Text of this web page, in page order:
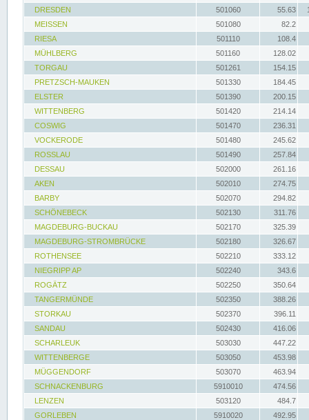
DRESDEN
501060 55.63
MEISSEN
501080
82.2
RIESA
501110
108.4
MÜHLBERG
501160
128.02
TORGAU
501261
154.15
PRETZSCH-MAUKEN
501330
184.45
ELSTER
501390
200.15
WITTENBERG
501420
214.14
COSWIG
501470
236.31
VOCKERODE
501480
245.62
ROSSLAU
501490
257.84
DESSAU
502000
261.16
AKEN
502010
274.75
BARBY
502070
294.82
SCHÖNEBECK
502130
311.76
MAGDEBURG-BUCKAU
502170
325.39
MAGDEBURG-STROMBRÜCKE
502180
326.67
ROTHENSEE
502210
333.12
NIEGRIPP AP
502240
343.6
ROGÄTZ
502250
350.64
TANGERMÜNDE
502350
388.26
STORKAU
502370
396.11
SANDAU
502430
416.06
SCHARLEUK
503030
447.22
WITTENBERGE
503050
453.98
MÜGGENDORF
503070
463.94
SCHNACKENBURG
5910010
474.56
LENZEN
503120
484.7
GORLEBEN
5910020
492.95